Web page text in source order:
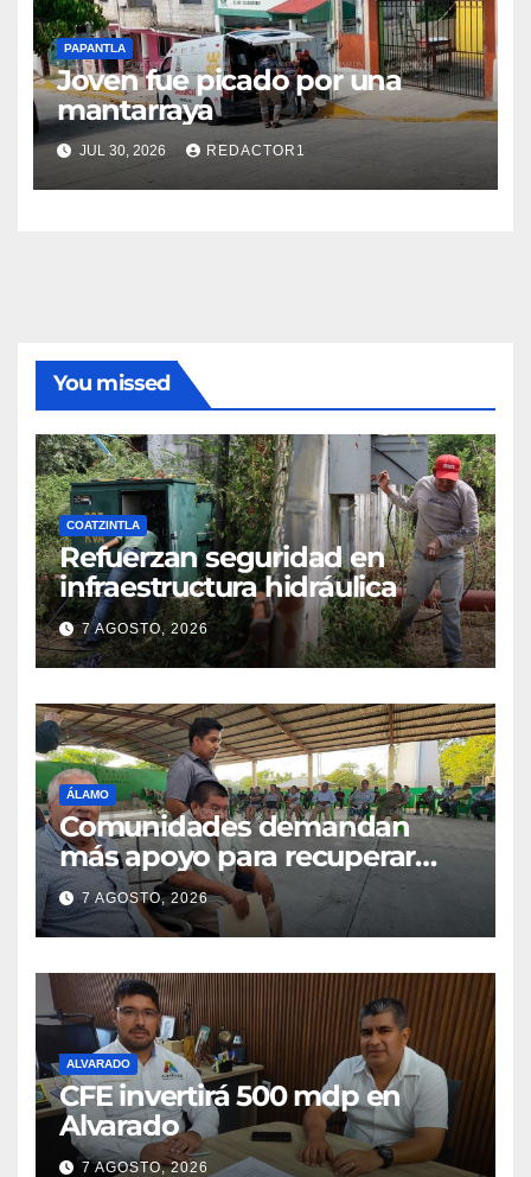
PAPANTLA
Joven fue picado por una
mantarraya
JUL 30, 2026 REDACTOR1
You missed
COATZINTLA
Refuerzan seguridad en
infraestructura hidráulica
7 AGOSTO, 2026
ÁLAMO
Comunidades demandan
más apoyo para recuperar
parcelas
7 AGOSTO, 2026
ALVARADO
CFE invertirá 500 mdp en
Alvarado
7 AGOSTO, 2026